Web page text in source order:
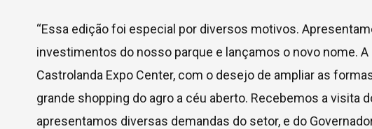
“Essa edição foi especial por diversos motivos.
investimentos do nosso parque e lançamos o novo nome.
Castrolanda Expo Center, com o desejo de ampliar as
grande shopping do agro a céu aberto. Recebemos a visita
apresentamos diversas demandas do setor, e do